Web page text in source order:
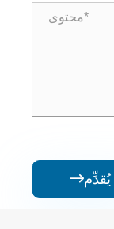
يُقدِّم